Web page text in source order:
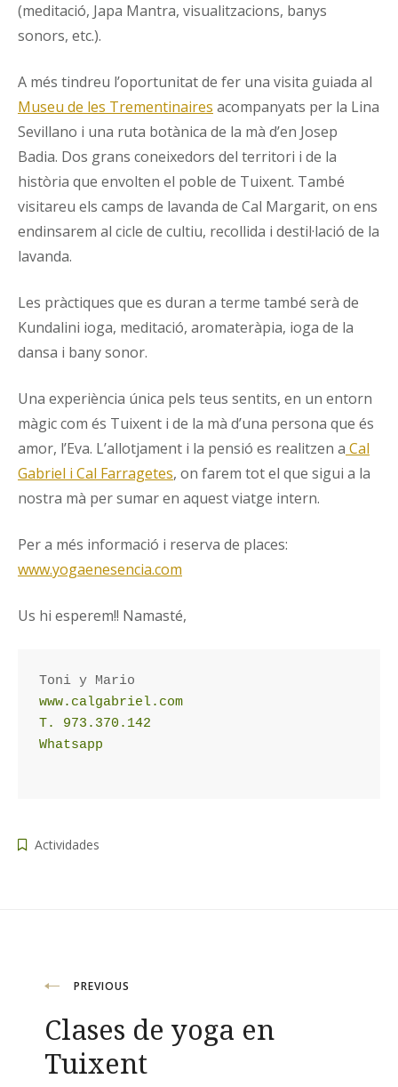
(meditació, Japa Mantra, visualitzacions, banys
sonors, etc.).
A més tindreu l’oportunitat de fer una visita guiada al
Museu de les Trementinaires acompanyats per la Lina
Sevillano i una ruta botànica de la mà d’en Josep
Badia. Dos grans coneixedors del territori i de la
història que envolten el poble de Tuixent. També
visitareu els camps de lavanda de Cal Margarit, on ens
endinsarem al cicle de cultiu, recollida i destil·lació de la
lavanda.
Les pràctiques que es duran a terme també serà de
Kundalini ioga, meditació, aromateràpia, ioga de la
dansa i bany sonor.
Una experiència única pels teus sentits, en un entorn
màgic com és Tuixent i de la mà d’una persona que és
amor, l’Eva. L’allotjament i la pensió es realitzen a Cal
Gabriel i Cal Farragetes, on farem tot el que sigui a la
nostra mà per sumar en aquest viatge intern.
Per a més informació i reserva de places:
www.yogaenesencia.com
Us hi esperem!! Namasté,
www.calgabriel.com
T. 973.370.142
Whatsapp
Actividades
Navegación
de
entradas
PREVIOUS
Clases de yoga en
Tuixent